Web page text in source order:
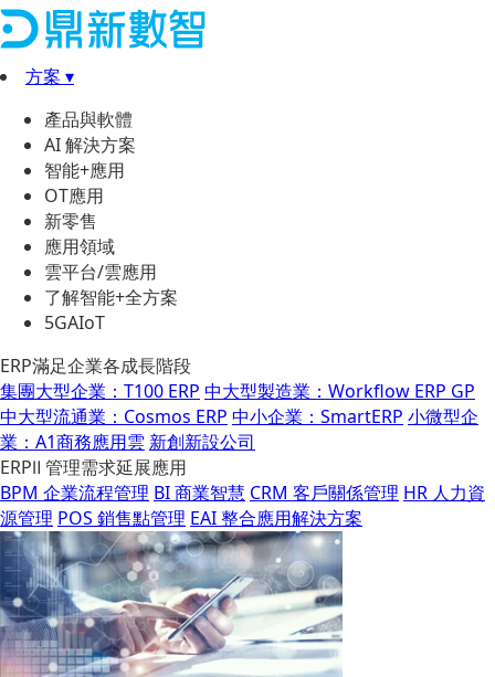
方案 ▾
產品與軟體
AI 解決方案
智能+應用
OT應用
新零售
應用領域
雲平台/雲應用
了解智能+全方案
5GAIoT
ERP滿足企業各成長階段
集團大型企業：T100 ERP 中大型製造業：Workflow ERP GP
中大型流通業：Cosmos ERP 中小企業：SmartERP 小微型企
業：A1商務應用雲 新創新設公司
ERPⅡ 管理需求延展應用
BPM 企業流程管理 BI 商業智慧 CRM 客戶關係管理 HR 人力資
源管理 POS 銷售點管理 EAI 整合應用解決方案